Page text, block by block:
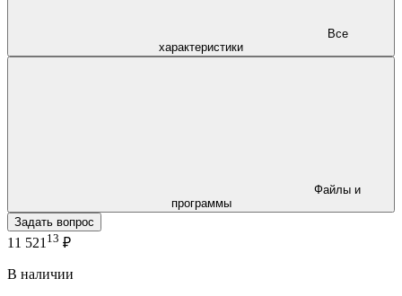
характеристики
программы
Задать вопрос
11 521 13 ₽
В наличии